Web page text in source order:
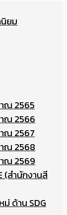
ยม
ณ 2565
ณ 2566
ณ 2567
ณ 2568
ณ 2569
(สำนักงานสี
ด้าน SDG